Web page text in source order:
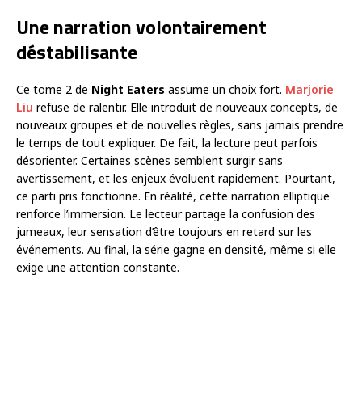
Une narration volontairement
déstabilisante
Ce tome 2 de Night Eaters assume un choix fort. Marjorie
Liu refuse de ralentir. Elle introduit de nouveaux concepts, de
nouveaux groupes et de nouvelles règles, sans jamais prendre
le temps de tout expliquer. De fait, la lecture peut parfois
désorienter. Certaines scènes semblent surgir sans
avertissement, et les enjeux évoluent rapidement. Pourtant,
ce parti pris fonctionne. En réalité, cette narration elliptique
renforce l’immersion. Le lecteur partage la confusion des
jumeaux, leur sensation d’être toujours en retard sur les
événements. Au final, la série gagne en densité, même si elle
exige une attention constante.